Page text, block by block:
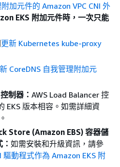
加元件的 Amazon VPC CNI 外
EKS 附加元件時，一次只能
更新 Kubernetes kube-proxy
CoreDNS 自我管理附加元
制器： AWS Load Balancer 控
EKS 版本相容。如需詳細資
。
Store (Amazon EBS) 容器儲
如需安裝和升級資訊，請參
驅動程式作為 Amazon EKS 附